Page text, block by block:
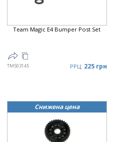
Team Magic E4 Bumper Post Set
TM503145 РРЦ: 225 грн
Снижена цена